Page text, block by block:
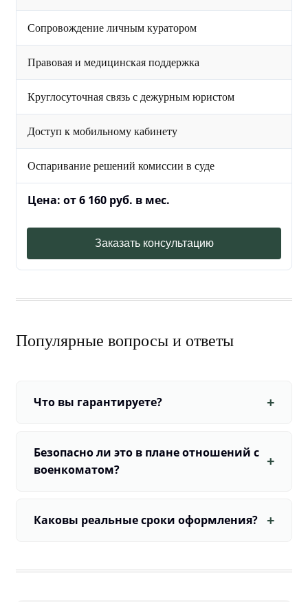
Сопровождение личным куратором
Правовая и медицинская поддержка
Круглосуточная связь с дежурным юристом
Доступ к мобильному кабинету
Оспаривание решений комиссии в суде
Цена: от 6 160 руб. в мес.
Заказать консультацию
Популярные вопросы и ответы
Что вы гарантируете?
Безопасно ли это в плане отношений с
военкоматом?
Каковы реальные сроки оформления?